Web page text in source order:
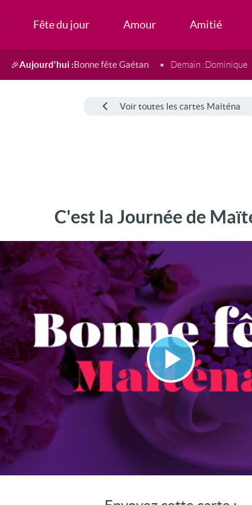
Fête du jour Amour Amitié
🎉Aujourd'hui :Bonne fête Gaétan Demain :Dominique
Voir toutes les cartes Maïténa
C'est la Journée de
Lire
la
vidéo